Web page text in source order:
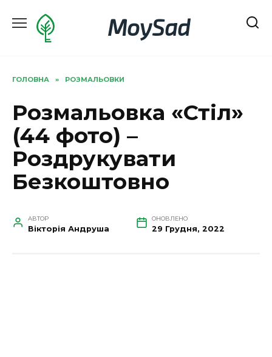
до
MoySad
ГОЛОВНА » РОЗМАЛЬОВКИ
Розмальовка «Стіл»
(44 фото) –
Роздрукувати
Безкоштовно
АВТОР
Вікторія Андруша
ОНОВЛЕНО
29 Грудня, 2022